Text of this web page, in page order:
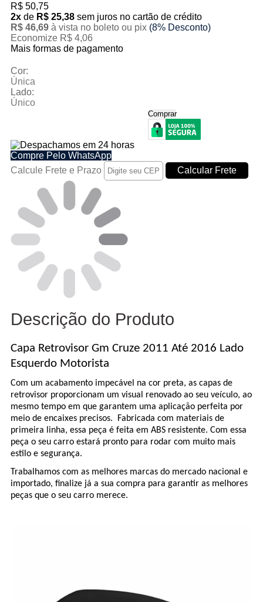
R$ 50,75
2xde R$ 25,38 sem juros no cartão de crédito
R$ 46,69 à vista no boleto ou pix (8% Desconto)
Economize R$ 4,06
Mais formas de pagamento
Cor:
Única
Lado:
Único
Comprar
Compre Pelo WhatsApp
Calcule Frete e Prazo
Descrição do Produto
Capa Retrovisor Gm Cruze 2011 Até 2016 Lado
Esquerdo Motorista
Com um acabamento impecável na cor preta, as capas de
retrovisor proporcionam um visual renovado ao seu veículo, ao
mesmo tempo em que garantem uma aplicação perfeita por
meio de encaixes precisos. Fabricada com materiais de
primeira linha, essa peça é feita em ABS resistente. Com essa
peça o seu carro estará pronto para rodar com muito mais
estilo e segurança.
Trabalhamos com as melhores marcas do mercado nacional e
importado, finalize já a sua compra para garantir as melhores
peças que o seu carro merece.